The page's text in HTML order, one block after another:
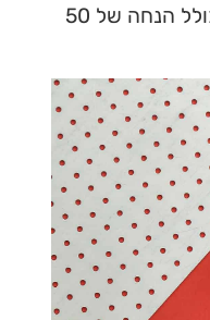
המערכת תחשב עבורך את העלות, ותציג לדוגמה: 375 ש"ח (כולל הנחה של 50